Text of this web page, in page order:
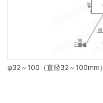
φ32～100（直径32～100mm）